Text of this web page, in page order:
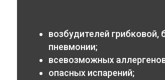
возбудителей грибковой,
пневмонии;
всевозможных
опасных испарений;